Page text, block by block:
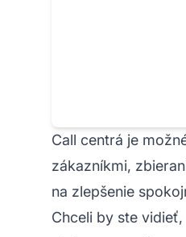
Call centrá je
zákazníkmi,
na zlepšenie
Chceli by ste